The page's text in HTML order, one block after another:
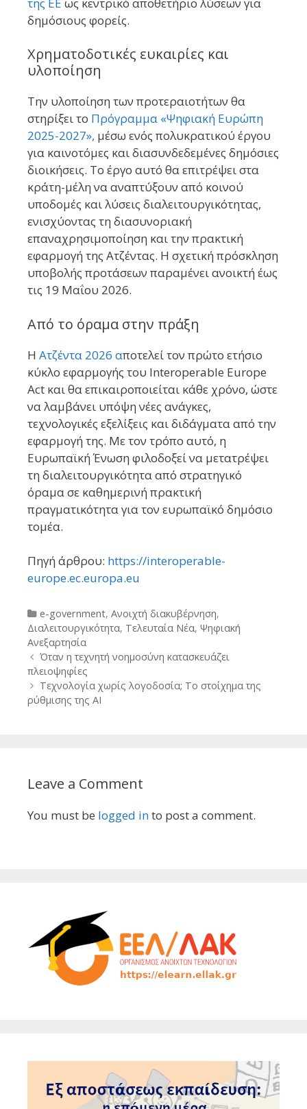
δημόσιους φορείς.
Χρηματοδοτικές ευκαιρίες και
υλοποίηση
Την υλοποίηση των προτεραιοτήτων θα
στηρίξει το Πρόγραμμα «Ψηφιακή Ευρώπη
2025-2027», μέσω ενός πολυκρατικού έργου
για καινοτόμες και διασυνδεδεμένες δημόσιες
διοικήσεις. Το έργο αυτό θα επιτρέψει στα
κράτη-μέλη να αναπτύξουν από κοινού
υποδομές και λύσεις διαλειτουργικότητας,
ενισχύοντας τη διασυνοριακή
επαναχρησιμοποίηση και την πρακτική
εφαρμογή της Ατζέντας. Η σχετική πρόσκληση
υποβολής προτάσεων παραμένει ανοικτή έως
τις 19 Μαΐου 2026.
Από το όραμα στην πράξη
Η Ατζέντα 2026 αποτελεί τον πρώτο ετήσιο
κύκλο εφαρμογής του Interoperable Europe
Act και θα επικαιροποιείται κάθε χρόνο, ώστε
να λαμβάνει υπόψη νέες ανάγκες,
τεχνολογικές εξελίξεις και διδάγματα από την
εφαρμογή της. Με τον τρόπο αυτό, η
Ευρωπαϊκή Ένωση φιλοδοξεί να μετατρέψει
τη διαλειτουργικότητα από στρατηγικό
όραμα σε καθημερινή πρακτική
πραγματικότητα για τον ευρωπαϊκό δημόσιο
τομέα.
Πηγή άρθρου: https://interoperable-
europe.ec.europa.eu
Categories
e-government, Ανοιχτή διακυβέρνηση,
Διαλειτουργικότητα, Τελευταία Νέα, Ψηφιακή
Ανεξαρτησία
Post
navigation
Όταν η τεχνητή νοημοσύνη κατασκευάζει
πλειοψηφίες
Τεχνολογία χωρίς λογοδοσία; Το στοίχημα της
ρύθμισης της AI
Leave a Comment
You must be logged into post a comment.